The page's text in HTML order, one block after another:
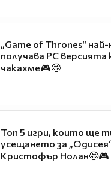
„Game of Thrones“
получава PC
чакахме🎮🤩
Топ 5 игри, които ще
усещането за
Кристофър Нолан🤩🎮